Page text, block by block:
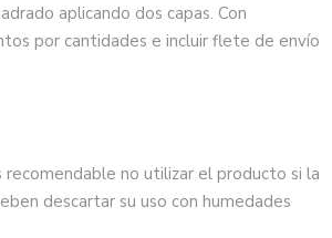
aplicando dos capas. Con
por cantidades e incluir flete de envío
recomendable no utilizar el producto si la
descartar su uso con humedades